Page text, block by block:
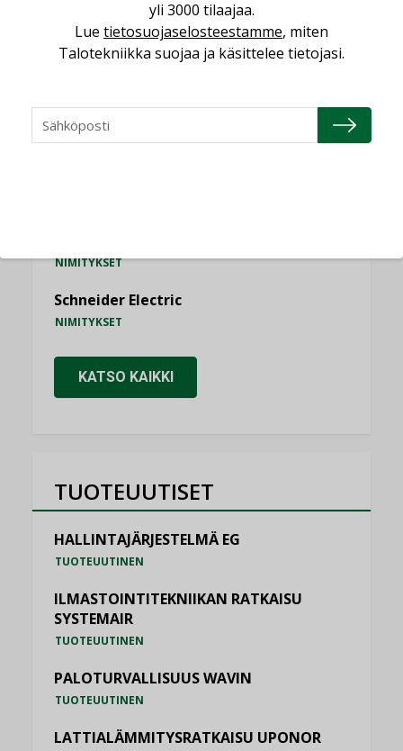
Consti
NIMITYKSET
NIMITYKSET
Schneider Electric
NIMITYKSET
KATSO KAIKKI
TUOTEUUTISET
HALLINTAJÄRJESTELMÄ EG
TUOTEUUTINEN
ILMASTOINTITEKNIIKAN RATKAISU
SYSTEMAIR
TUOTEUUTINEN
PALOTURVALLISUUS WAVIN
TUOTEUUTINEN
LATTIALÄMMITYSRATKAISU UPONOR
yli 3000 tilaajaa.
Lue tietosuojaselosteestamme, miten
Talotekniikka suojaa ja käsittelee tietojasi.